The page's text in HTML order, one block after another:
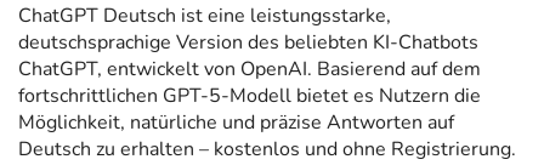
ChatGPT Deutsch ist eine leistungsstarke,
deutschsprachige Version des beliebten KI-Chatbots
ChatGPT, entwickelt von OpenAI. Basierend auf dem
fortschrittlichen GPT-5-Modell bietet es Nutzern die
Möglichkeit, natürliche und präzise Antworten auf
Deutsch zu erhalten – kostenlos und ohne Registrierung.